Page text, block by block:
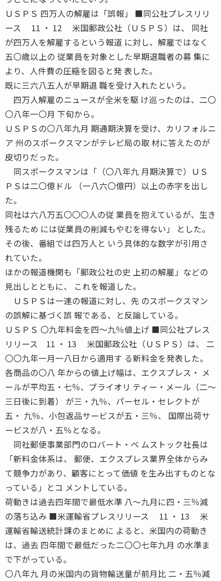
ＵＳＰＳ 四万人の解雇は「誤報」 ■同公社プレスリリ
ース 11 ・ 12 米国郵政公社（ＵＳＰＳ）は、 同社
が四万人を解雇するという報道 に対し、解雇ではなく
五〇歳以上の 従業員を対象とした早期退職者の募 集に
より、人件費の圧縮を図ると発 表した。
既に三六八五人が早期退 職を受け入れたという。
四万人解雇のニュースが全米を駆 け巡ったのは、二〇
〇八年一〇月 下旬から。
ＵＳＰＳの〇八年九月 期通期決算を受け、カリフォルニ
ア 州のスポークスマンがテレビ局の取 材に答えたのが
皮切りだった。
同スポークスマンは「（〇八年九 月期決算で）ＵＳ
ＰＳは二〇億ドル （一八六〇億円）以上の赤字を出し
た。
同社は六八万五〇〇〇人の従 業員を抱えているが、生き
残るため には従業員の削減もやむを得ない」 とした。
その後、番組では四万人と いう具体的な数字が引用さ
れていた。
ほかの報道機関も「郵政公社の史 上初の解雇」などの
見出しとともに、 これを報道した。
ＵＳＰＳは一連の報道に対し、先 のスポークスマン
の誤解に基づく誤 報である、と反論している。
ＵＳＰＳ 〇九年料金を四〜九％値上げ ■同公社プレス
リリース 11 ・ 13 米国郵政公社（ＵＳＰＳ）は、 二
〇〇九年一月一八日から適用す る新料金を発表した。
各商品の〇八 年からの値上げ幅は、エクスプレス・ メ
ールが平均五・七％、プライオリ ティー・メール（二〜
三日後に到着） が三・九％、パーセル・セレクトが
五・ 九％、小包返品サービスが五・三％、 国際出荷サ
ービスが八・五％となる。
同社郵便事業部門のロバート・ベ ムストック社長は
「新料金体系は、 郵便、エクスプレス業界全体からみ
て競争力があり、顧客にとって価値 を生み出すものとな
っている」とコ メントしている。
荷動きは過去四年間で最低水準 八〜九月に四・三％減
の落ち込み ■米運輸省プレスリリース 11 ・ 13 米
運輸省輸送統計課のまとめに よると、米国内の荷動き
は、過去 四年間で最低だった二〇〇七年九月 の水準ま
で下がっている。
〇八年九 月の米国内の貨物輸送量が前月比 二・五％減